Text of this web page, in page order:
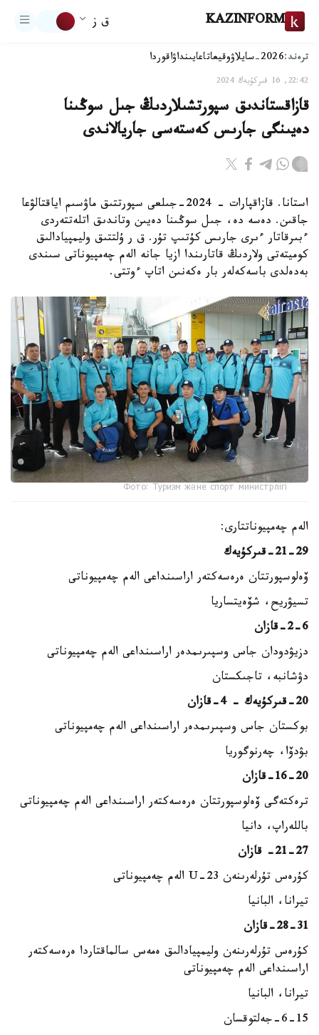
KAZINFORM ق ز
ترەند:2026-سايلاۋ وقيعاتاعايىنداۋاقوردا
22:42, 16 قىركۇيەك 2024
قازاقستاندىق سپورتشىلاردىڭ جىل سوڭىنا
دەيىنگى جارىس كەستەسى جاريالاندى
استانا. قازاقپارات - 2024-جىلعى سپورتتىق ماۋسىم اياقتالۋعا
جاقىن. دەسە دە، جىل سوڭىنا دەيىن وتاندىق اتلەتتەردى
ءبىرقاتار ءىرى جارىس كۇتىپ تۇر. ق ر ۇلتتىق وليمپيادالىق
كوميتەتى ولاردىڭ قاتارىندا ازيا جانە الەم چەمپيوناتى سىندى
بەدەلدى باسەكەلەر بار ەكەنىن اتاپ ءوتتى.
Фото: Туризм және спорт министрлігі
الەم چەمپيوناتتارى:
21-29-قىركۇيەك
ۆەلوسپورتتان ەرەسەكتەر اراسىنداعى الەم چەمپيوناتى
تسيۋريح، شۆەيتساريا
2-6-قازان
دزيۋدودان جاس وسپىرىمدەر اراسىنداعى الەم چەمپيوناتى
دۋشانبە، تاجىكستان
20-قىركۇيەك – 4-قازان
بوكستان جاس وسپىرىمدەر اراسىنداعى الەم چەمپيوناتى
بۋدۆا، چەرنوگوريا
16-20-قازان
ترەكتەگى ۆەلوسپورتتان ەرەسەكتەر اراسىنداعى الەم چەمپيوناتى
باللەراپ، دانيا
21-27- قازان
كۇرەس تۇرلەرىنەن U-23 الەم چەمپيوناتى
تيرانا، البانيا
28-31-قازان
كۇرەس تۇرلەرىنەن وليمپيادالىق ەمەس سالماقتاردا ەرەسەكتەر
اراسىنداعى الەم چەمپيوناتى
تيرانا، البانيا
6-15-جەلتوقسان